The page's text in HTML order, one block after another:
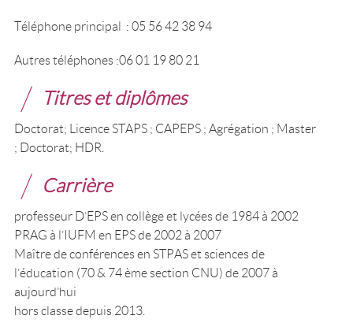
Téléphone principal : 05 56 42 38 94
Autres téléphones :06 01 19 80 21
Titres et diplômes
Doctorat; Licence STAPS ; CAPEPS ; Agrégation ; Master
; Doctorat; HDR.
Carrière
professeur D’EPS en collège et lycées de 1984 à 2002
PRAG à l’IUFM en EPS de 2002 à 2007
Maître de conférences en STPAS et sciences de
l’éducation (70 & 74 ème section CNU) de 2007 à
aujourd’hui
hors classe depuis 2013.